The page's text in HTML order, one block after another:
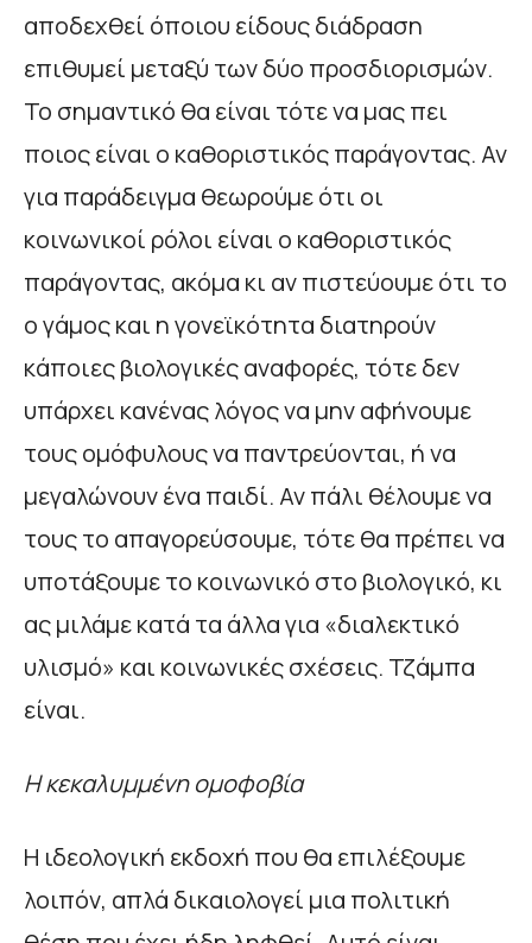
αποδεχθεί όποιου είδους διάδραση
επιθυμεί μεταξύ των δύο προσδιορισμών.
Το σημαντικό θα είναι τότε να μας πει
ποιος είναι ο καθοριστικός παράγοντας. Αν
για παράδειγμα θεωρούμε ότι οι
κοινωνικοί ρόλοι είναι ο καθοριστικός
παράγοντας, ακόμα κι αν πιστεύουμε ότι το
ο γάμος και η γονεϊκότητα διατηρούν
κάποιες βιολογικές αναφορές, τότε δεν
υπάρχει κανένας λόγος να μην αφήνουμε
τους ομόφυλους να παντρεύονται, ή να
μεγαλώνουν ένα παιδί. Αν πάλι θέλουμε να
τους το απαγορεύσουμε, τότε θα πρέπει να
υποτάξουμε το κοινωνικό στο βιολογικό, κι
ας μιλάμε κατά τα άλλα για «διαλεκτικό
υλισμό» και κοινωνικές σχέσεις. Τζάμπα
είναι.
Η κεκαλυμμένη ομοφοβία
Η ιδεολογική εκδοχή που θα επιλέξουμε
λοιπόν, απλά δικαιολογεί μια πολιτική